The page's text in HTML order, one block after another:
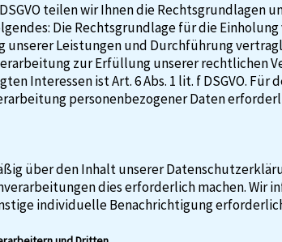
DSGVO teilen wir Ihnen die
Die Rechtsgrundlage für die
Leistungen und Durchführung
zur Erfüllung unserer rechtlichen
Interessen ist Art. 6 Abs. 1 lit. f DSGVO.
personenbezogener Daten
über den Inhalt unserer
dies erforderlich machen. Wir
individuelle Benachrichtigung